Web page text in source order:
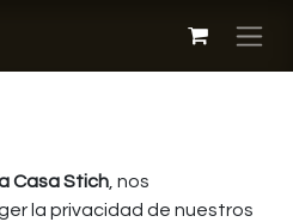
Casa Stich , nos
la privacidad de nuestros